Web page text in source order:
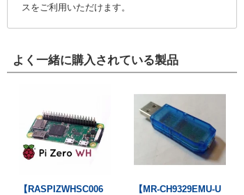
スをご利用いただけます。
よく一緒に購入されている製品
【RASPIZWHSC006
【MR-CH9329EMU-U